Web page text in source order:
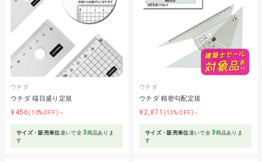
ウチダ
ウチダ 端目盛り定規
¥456(10%OFF)～
サイズ・販売単位違いで全3商品ありま
す
ウチダ
ウチダ 精密勾配定規
¥2,871 (13%OFF)～
サイズ・販売単位違いで全3商品ありま
す